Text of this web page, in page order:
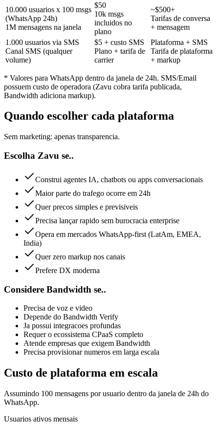
10.000 usuarios x 100 msgs
(WhatsApp 24h)
1M mensagens na janela
$50
10k msgs
incluidos no
plano
~$500+
Tarifas de conversa
+ mensagem
1.000 usuarios via SMS
Canal SMS (qualquer
volume)
$5 + custo SMS
Plano + tarifa de
carrier
Plataforma + SMS
Tarifa de plataforma
+ markup
* Valores para WhatsApp dentro da janela de 24h. SMS/Email
possuem custo de operadora (Zavu cobra tarifa publicada,
Bandwidth adiciona markup).
Quando escolher cada plataforma
Sem marketing: apenas transparencia.
Escolha Zavu se..
Construi agentes IA, chatbots ou apps conversacionais
Maior parte do trafego ocorre em 24h
Quer precos simples e previsiveis
Precisa lançar rapido sem burocracia enterprise
Opera em mercados WhatsApp-first (LatAm, EMEA,
India)
Quer zero markup nos canais
Prefere DX moderna
Considere Bandwidth se..
Precisa de voz e video
Depende do Bandwidth Verify
Ja possui integracoes profundas
Requer o ecossistema CPaaS completo
Atende empresas que exigem Bandwidth
Precisa provisionar numeros em larga escala
Custo de plataforma em escala
Assumindo 100 mensagens por usuario dentro da janela de 24h do
WhatsApp.
Usuarios ativos mensais